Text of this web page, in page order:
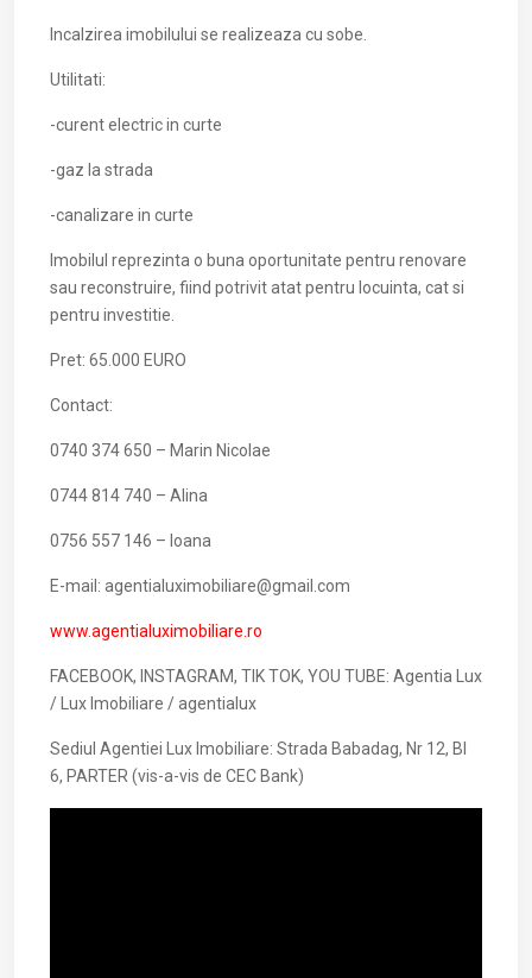
Incalzirea imobilului se realizeaza cu sobe.
Utilitati:
-curent electric in curte
-gaz la strada
-canalizare in curte
Imobilul reprezinta o buna oportunitate pentru renovare
sau reconstruire, fiind potrivit atat pentru locuinta, cat si
pentru investitie.
Pret: 65.000 EURO
Contact:
0740 374 650 – Marin Nicolae
0744 814 740 – Alina
0756 557 146 – Ioana
E-mail: agentialuximobiliare@gmail.com
www.agentialuximobiliare.ro
FACEBOOK, INSTAGRAM, TIK TOK, YOU TUBE: Agentia Lux
/ Lux Imobiliare / agentialux
Sediul Agentiei Lux Imobiliare: Strada Babadag, Nr 12, Bl
6, PARTER (vis-a-vis de CEC Bank)